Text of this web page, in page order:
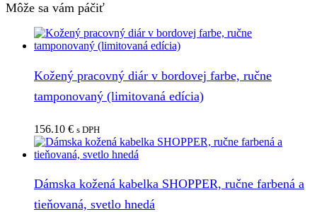
Môže sa vám páčiť
Kožený pracovný diár v bordovej farbe, ručne
tamponovaný (limitovaná edícia)
156.10 € s DPH
Dámska kožená kabelka SHOPPER, ručne farbená a
tieňovaná, svetlo hnedá